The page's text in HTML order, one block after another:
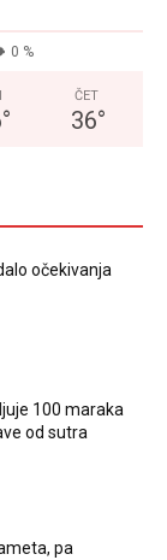
0 %
°
ČET
36°
očekivanja
100 maraka
od sutra
pa